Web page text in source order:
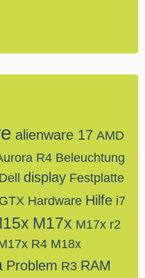
alienware 17 AMD
R4 Beleuchtung
Dell display Festplatte
GTX Hardware Hilfe i7
M17x M17x r2
R4 M18x
Problem R3 RAM